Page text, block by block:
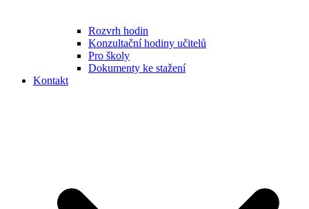
Rozvrh hodin
Konzultační hodiny učitelů
Pro školy
Dokumenty ke stažení
Kontakt